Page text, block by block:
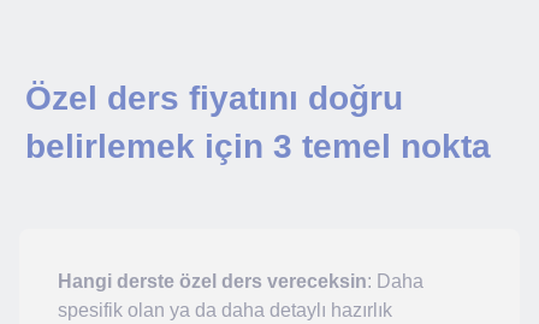
Özel ders fiyatını doğru
belirlemek için 3 temel nokta
Hangi derste özel ders vereceksin: Daha
spesifik olan ya da daha detaylı hazırlık